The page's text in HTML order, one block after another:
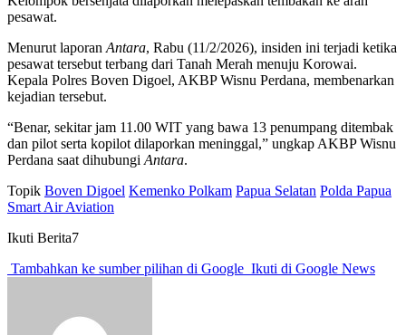
pesawat.
Menurut laporan Antara, Rabu (11/2/2026), insiden ini terjadi ketika
pesawat tersebut terbang dari Tanah Merah menuju Korowai.
Kepala Polres Boven Digoel, AKBP Wisnu Perdana, membenarkan
kejadian tersebut.
“Benar, sekitar jam 11.00 WIT yang bawa 13 penumpang ditembak
dan pilot serta kopilot dilaporkan meninggal,” ungkap AKBP Wisnu
Perdana saat dihubungi Antara.
Topik Boven Digoel Kemenko Polkam Papua Selatan Polda Papua
Smart Air Aviation
Ikuti Berita7
Tambahkan ke sumber pilihan di Google Ikuti di Google News